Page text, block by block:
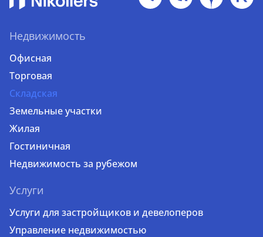
Недвижимость
Офисная
Торговая
Складская
Земельные участки
Жилая
Гостиничная
Недвижимость за рубежом
Услуги
Услуги для застройщиков и девелоперов
Управление недвижимостью